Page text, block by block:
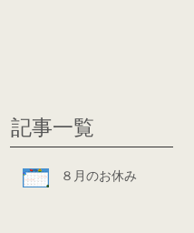
記事一覧
８月のお休み